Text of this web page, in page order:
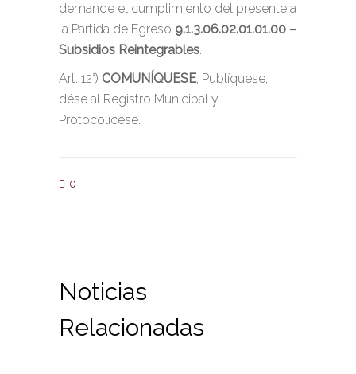
demande el cumplimiento del presente a
la Partida de Egreso 9.1.3.06.02.01.01.00 –
Subsidios Reintegrables.
Art. 12°) COMUNÍQUESE, Publíquese,
dése al Registro Municipal y
Protocolícese.
0
Noticias
Relacionadas